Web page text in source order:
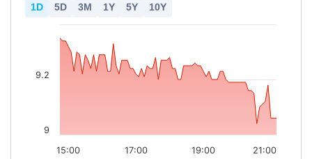
1D 5D 3M 1Y 5Y 10Y
15:00 17:00 19:00 21:00
9
9.2